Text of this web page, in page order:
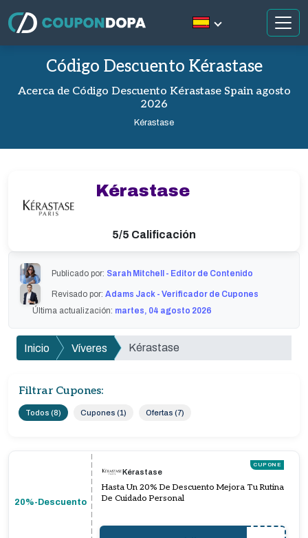
Código Descuento Kérastase
Acerca de Código Descuento Kérastase Spain agosto
2026
Kérastase
Publicado por: Sarah Mitchell - Editor de Contenido
Revisado por: Adams Jack - Verificador de Cupones
Última actualización: martes, 04 agosto 2026
Inicio Víveres Kérastase
Filtrar Cupones:
Todos (8) Cupones (1) Ofertas (7)
20%-Descuento
CUPONE
Kérastase
Hasta Un 20% De Descuento Mejora Tu Rutina
De Cuidado Personal
Kérastase
5/5 Calificación